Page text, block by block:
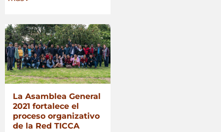
La Asamblea General
2021 fortalece el
proceso organizativo
de la Red TICCA